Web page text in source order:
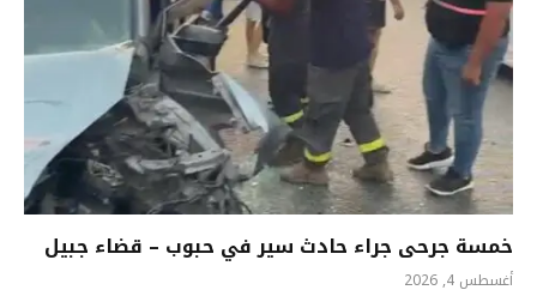
خمسة جرحى جراء حادث سير في حبوب – قضاء جبيل
أغسطس 4, 2026